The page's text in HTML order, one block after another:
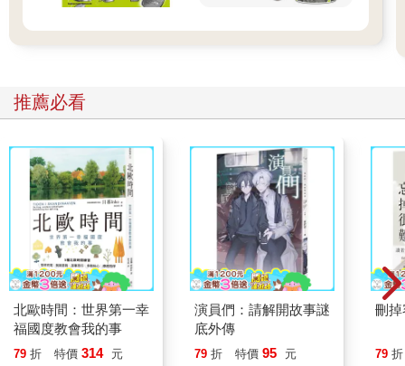
推薦必看
北歐時間：世界第一幸
福國度教會我的事
79 折 特價 314 元
演員們：請解開故事謎
底外傳
79 折 特價 95 元
刪
79 折